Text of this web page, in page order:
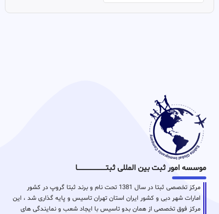
موسسه امور ثبت بین المللی ثبتـــــــــــــــــــــــــــــا
مرکز تخصصی ثبتا در سال 1381 تحت نام و برند ثبتا گروپ در کشور
امارات شهر دبی و کشور ایران استان تهران تاسیس و پایه گذاری شد ، این
مرکز فوق تخصصی از همان بدو تاسیس با ایجاد شعب و نمایندگی های